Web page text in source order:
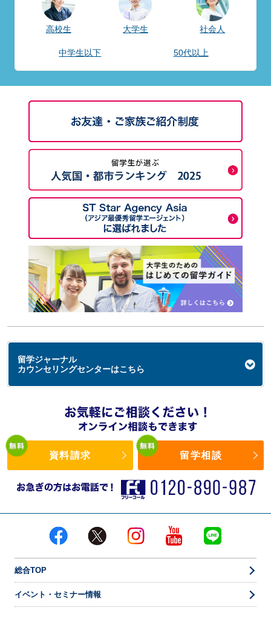
高校生 大学生 社会人
中学生以下 50代以上
留学ジャーナル
カウンセリングセンターはこちら
資料請求 留学相談
総合TOP
イベント・セミナー情報